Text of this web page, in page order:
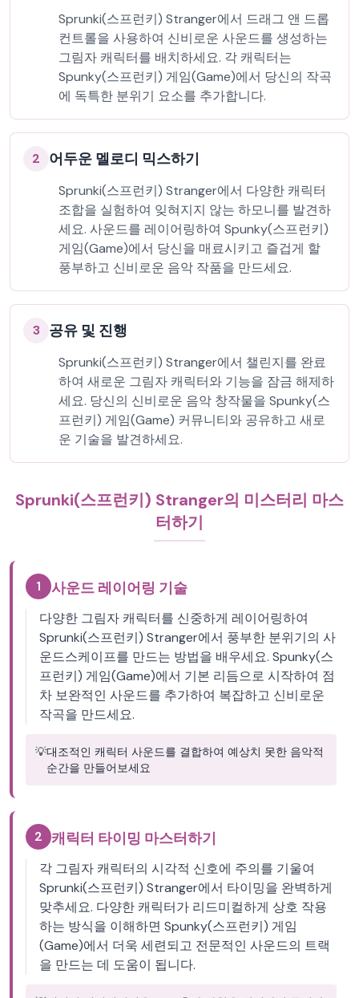
Sprunki(스프런키) Stranger에서 드래그 앤 드롭
컨트롤을 사용하여 신비로운 사운드를 생성하는
그림자 캐릭터를 배치하세요. 각 캐릭터는
Spunky(스프런키) 게임(Game)에서 당신의 작곡
에 독특한 분위기 요소를 추가합니다.
2 어두운 멜로디 믹스하기
Sprunki(스프런키) Stranger에서 다양한 캐릭터
조합을 실험하여 잊혀지지 않는 하모니를 발견하
세요. 사운드를 레이어링하여 Spunky(스프런키)
게임(Game)에서 당신을 매료시키고 즐겁게 할
풍부하고 신비로운 음악 작품을 만드세요.
3 공유 및 진행
Sprunki(스프런키) Stranger에서 챌린지를 완료
하여 새로운 그림자 캐릭터와 기능을 잠금 해제하
세요. 당신의 신비로운 음악 창작물을 Spunky(스
프런키) 게임(Game) 커뮤니티와 공유하고 새로
운 기술을 발견하세요.
Sprunki(스프런키) Stranger의 미스터리 마스
터하기
1 사운드 레이어링 기술
다양한 그림자 캐릭터를 신중하게 레이어링하여
Sprunki(스프런키) Stranger에서 풍부한 분위기의 사
운드스케이프를 만드는 방법을 배우세요. Spunky(스
프런키) 게임(Game)에서 기본 리듬으로 시작하여 점
차 보완적인 사운드를 추가하여 복잡하고 신비로운
작곡을 만드세요.
💡대조적인 캐릭터 사운드를 결합하여 예상치 못한 음악적
순간을 만들어보세요
2 캐릭터 타이밍 마스터하기
각 그림자 캐릭터의 시각적 신호에 주의를 기울여
Sprunki(스프런키) Stranger에서 타이밍을 완벽하게
맞추세요. 다양한 캐릭터가 리드미컬하게 상호 작용
하는 방식을 이해하면 Spunky(스프런키) 게임
(Game)에서 더욱 세련되고 전문적인 사운드의 트랙
을 만드는 데 도움이 됩니다.